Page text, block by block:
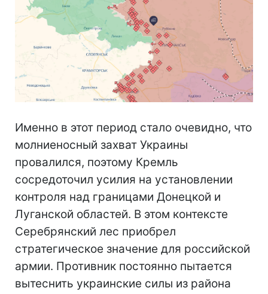
Именно в этот период стало очевидно, что
молниеносный захват Украины
провалился, поэтому Кремль
сосредоточил усилия на установлении
контроля над границами Донецкой и
Луганской областей. В этом контексте
Серебрянский лес приобрел
стратегическое значение для российской
армии. Противник постоянно пытается
вытеснить украинские силы из района